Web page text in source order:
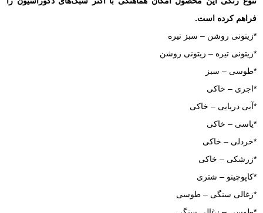
فراهم کرده است.
*زیتونی روشن – سبز تیره
*زیتونی تیره – زیتونی روشن
*طوسی – سبز
*اجری – خاکی
*آبی دریایی – خاکی
*یاسی – خاکی
*خردلی – خاکی
*زرشکی – خاکی
*کاپوچینو – شتری
*زغالی سنگی – طوسی